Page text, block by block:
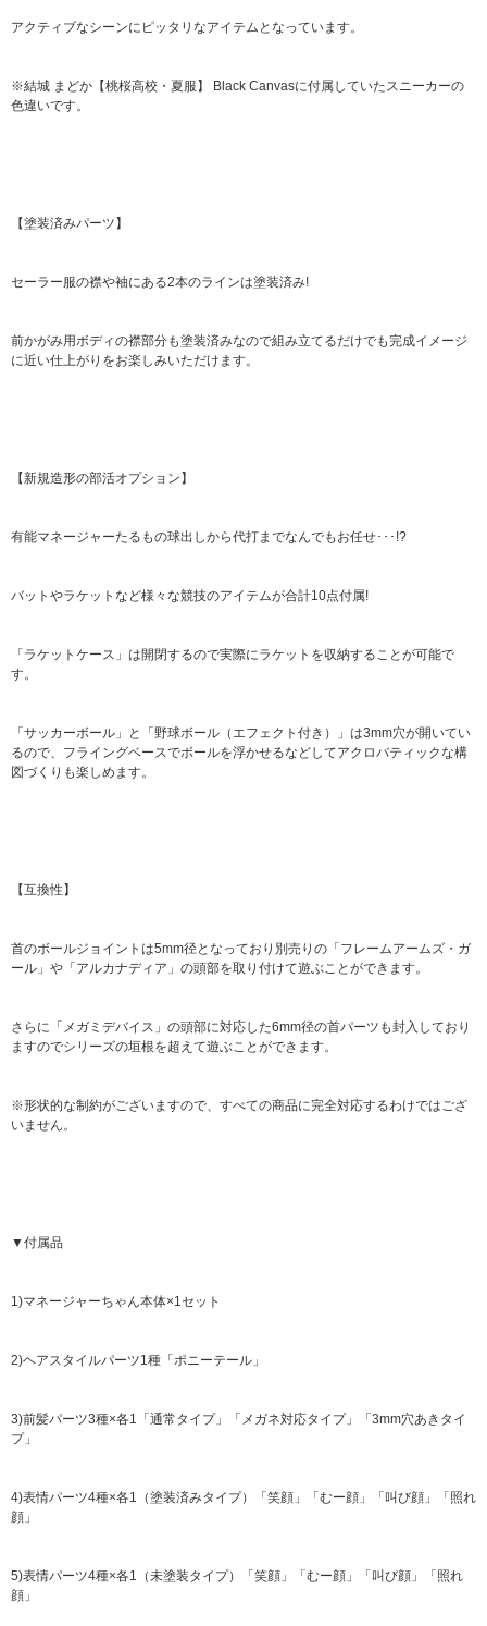
アクティブなシーンにピッタリなアイテムとなっています。
※結城 まどか【桃桜高校・夏服】 Black Canvasに付属していたスニーカーの
色違いです。
【塗装済みパーツ】
セーラー服の襟や袖にある2本のラインは塗装済み!
前かがみ用ボディの襟部分も塗装済みなので組み立てるだけでも完成イメージ
に近い仕上がりをお楽しみいただけます。
【新規造形の部活オプション】
有能マネージャーたるもの球出しから代打までなんでもお任せ･･･!?
バットやラケットなど様々な競技のアイテムが合計10点付属!
「ラケットケース」は開閉するので実際にラケットを収納することが可能で
す。
「サッカーボール」と「野球ボール（エフェクト付き）」は3mm穴が開いてい
るので、フライングベースでボールを浮かせるなどしてアクロバティックな構
図づくりも楽しめます。
【互換性】
首のボールジョイントは5mm径となっており別売りの「フレームアームズ・ガ
ール」や「アルカナディア」の頭部を取り付けて遊ぶことができます。
さらに「メガミデバイス」の頭部に対応した6mm径の首パーツも封入しており
ますのでシリーズの垣根を超えて遊ぶことができます。
※形状的な制約がございますので、すべての商品に完全対応するわけではござ
いません。
▼付属品
1)マネージャーちゃん本体×1セット
2)ヘアスタイルパーツ1種「ポニーテール」
3)前髪パーツ3種×各1「通常タイプ」「メガネ対応タイプ」「3mm穴あきタイ
プ」
4)表情パーツ4種×各1（塗装済みタイプ）「笑顔」「むー顔」「叫び顔」「照れ
顔」
5)表情パーツ4種×各1（未塗装タイプ）「笑顔」「むー顔」「叫び顔」「照れ
顔」